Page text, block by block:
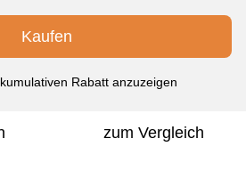
Kaufen
kumulativen Rabatt anzuzeigen
zum Vergleich